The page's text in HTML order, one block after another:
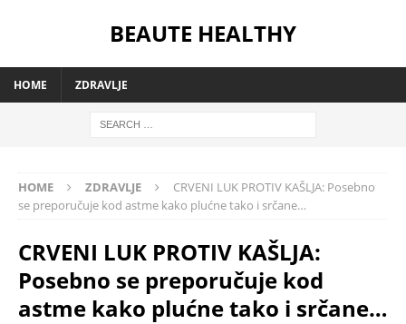
BEAUTE HEALTHY
HOME ZDRAVLJE
HOME ZDRAVLJE
CRVENI LUK PROTIV KAŠLJA: Posebno
se preporučuje kod astme kako plućne tako i srčane…
CRVENI LUK PROTIV KAŠLJA:
Posebno se preporučuje kod
astme kako plućne tako i srčane…